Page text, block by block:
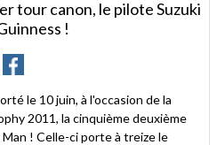
tour canon, le pilote Suzuki
!
Partager
sur
le 10 juin, à l'occasion de la
2011, la cinquième deuxième
! Celle-ci porte à treize le